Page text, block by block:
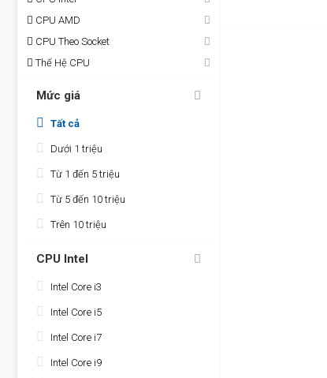
CPU AMD
CPU Theo Socket
Thế Hệ CPU
Mức giá
Tất cả
Dưới 1 triệu
Từ 1 đến 5 triệu
Từ 5 đến 10 triệu
Trên 10 triệu
CPU Intel
Intel Core i3
Intel Core i5
Intel Core i7
Intel Core i9